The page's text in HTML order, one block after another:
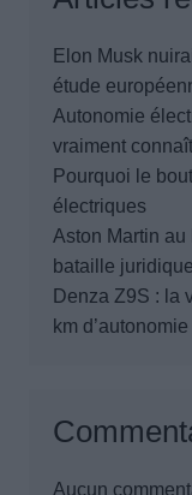
Elon Musk
étude
Autonomie
vraiment
Pourquoi le
électriques
Aston Martin au
bataille
Denza Z9S : la
km d’autonomie
Aucun